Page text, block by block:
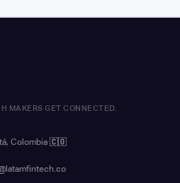
MAKERS GET CONNECTED.
Colombia 🇨🇴